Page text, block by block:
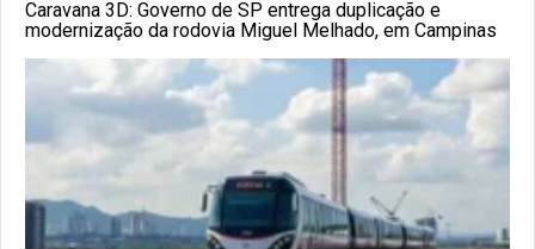
Caravana 3D: Governo de SP entrega duplicação e
modernização da rodovia Miguel Melhado, em Campinas